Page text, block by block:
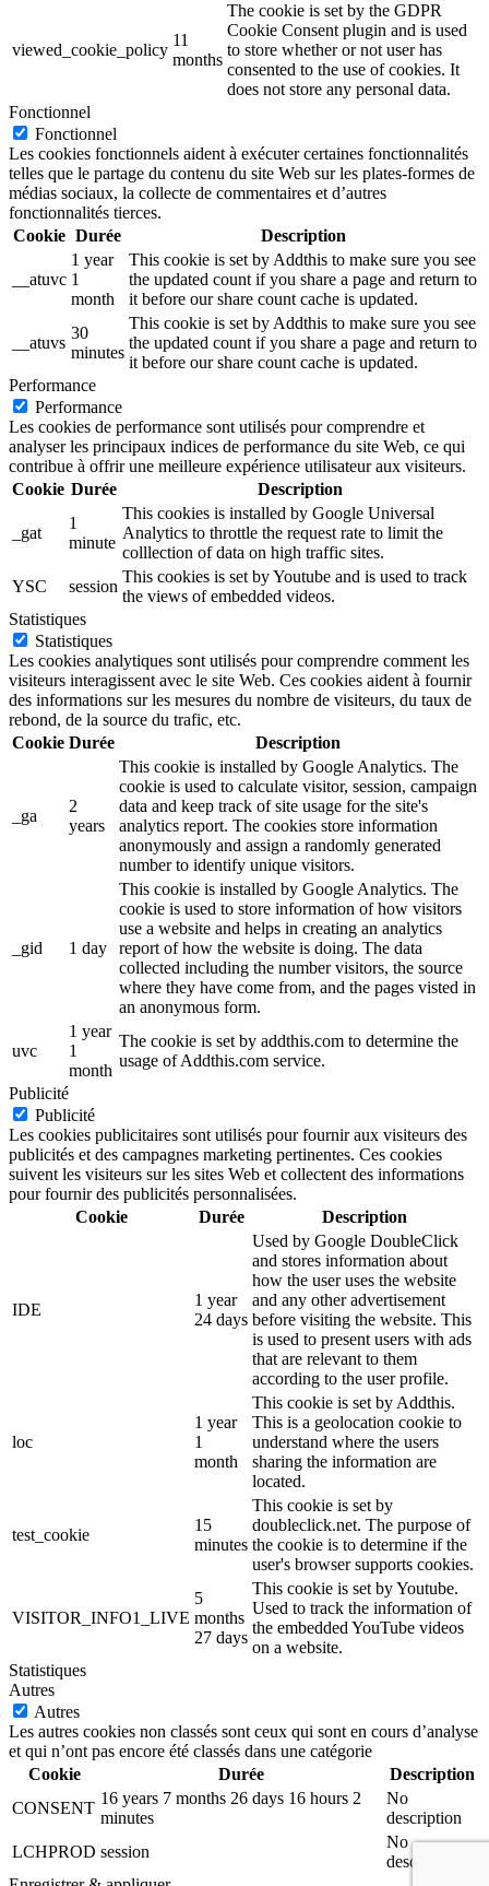
viewed_cookie_policy
11
months
The cookie is set by the GDPR
Cookie Consent plugin and is used
to store whether or not user has
consented to the use of cookies. It
does not store any personal data.
Fonctionnel
Fonctionnel
Les cookies fonctionnels aident à exécuter certaines fonctionnalités
telles que le partage du contenu du site Web sur les plates-formes de
médias sociaux, la collecte de commentaires et d’autres
fonctionnalités tierces.
Cookie Durée Description
__atuvc
1 year
1
month
This cookie is set by Addthis to make sure you see
the updated count if you share a page and return to
it before our share count cache is updated.
__atuvs
30
minutes
This cookie is set by Addthis to make sure you see
the updated count if you share a page and return to
it before our share count cache is updated.
Performance
Performance
Les cookies de performance sont utilisés pour comprendre et
analyser les principaux indices de performance du site Web, ce qui
contribue à offrir une meilleure expérience utilisateur aux visiteurs.
Cookie Durée Description
_gat
1
minute
This cookies is installed by Google Universal
Analytics to throttle the request rate to limit the
colllection of data on high traffic sites.
YSC
session
This cookies is set by Youtube and is used to track
the views of embedded videos.
Statistiques
Statistiques
Les cookies analytiques sont utilisés pour comprendre comment les
visiteurs interagissent avec le site Web. Ces cookies aident à fournir
des informations sur les mesures du nombre de visiteurs, du taux de
rebond, de la source du trafic, etc.
Cookie Durée Description
_ga
2
years
This cookie is installed by Google Analytics. The
cookie is used to calculate visitor, session, campaign
data and keep track of site usage for the site's
analytics report. The cookies store information
anonymously and assign a randomly generated
number to identify unique visitors.
_gid 1 day
This cookie is installed by Google Analytics. The
cookie is used to store information of how visitors
use a website and helps in creating an analytics
report of how the website is doing. The data
collected including the number visitors, the source
where they have come from, and the pages visted in
an anonymous form.
uvc
1 year
1
month
The cookie is set by addthis.com to determine the
usage of Addthis.com service.
Publicité
Publicité
Les cookies publicitaires sont utilisés pour fournir aux visiteurs des
publicités et des campagnes marketing pertinentes. Ces cookies
suivent les visiteurs sur les sites Web et collectent des informations
pour fournir des publicités personnalisées.
Cookie
Durée Description
IDE
1 year
24 days
Used by Google DoubleClick
and stores information about
how the user uses the website
and any other advertisement
before visiting the website. This
is used to present users with ads
that are relevant to them
according to the user profile.
loc
1 year
1
month
This cookie is set by Addthis.
This is a geolocation cookie to
understand where the users
sharing the information are
located.
test_cookie
15
minutes
This cookie is set by
doubleclick.net. The purpose of
the cookie is to determine if the
user's browser supports cookies.
VISITOR_INFO1_LIVE
5
months
27 days
This cookie is set by Youtube.
Used to track the information of
the embedded YouTube videos
on a website.
Statistiques
Autres
Autres
Les autres cookies non classés sont ceux qui sont en cours d’analyse
et qui n’ont pas encore été classés dans une catégorie
Cookie
Durée
Description
CONSENT
16 years 7 months 26 days 16 hours 2
minutes
No
description
LCHPROD session
No
description